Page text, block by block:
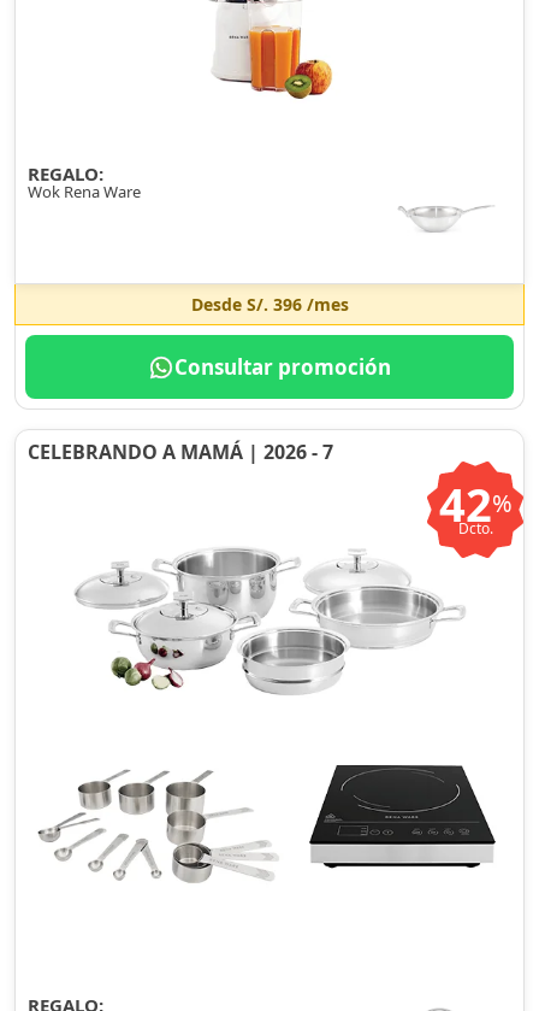
REGALO:
Wok Rena Ware
Desde S/. 396/mes
Consultar promoción
CELEBRANDO A MAMÁ | 2026 - 7
42%
Dcto.
REGALO: